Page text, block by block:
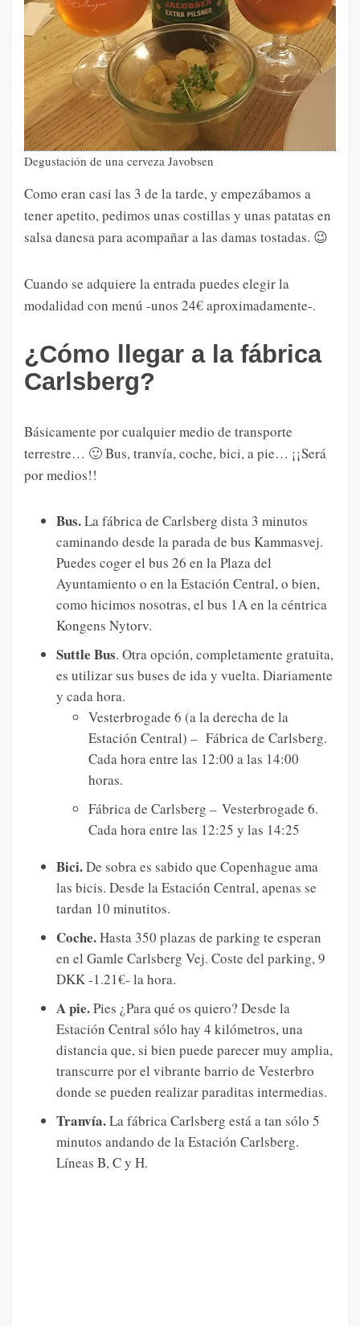
Degustación de una cerveza Javobsen
Como eran casi las 3 de la tarde, y empezábamos a
tener apetito, pedimos unas costillas y unas patatas en
salsa danesa para acompañar a las damas tostadas. 😉
Cuando se adquiere la entrada puedes elegir la
modalidad con menú -unos 24€ aproximadamente-.
¿Cómo llegar a la fábrica
Carlsberg?
Básicamente por cualquier medio de transporte
terrestre… 🙂 Bus, tranvía, coche, bici, a pie… ¡¡Será
por medios!!
Bus.La fábrica de Carlsberg dista 3 minutos
caminando desde la parada de bus Kammasvej.
Puedes coger el bus 26 en la Plaza del
Ayuntamiento o en la Estación Central, o bien,
como hicimos nosotras, el bus 1A en la céntrica
Kongens Nytorv.
Suttle Bus. Otra opción, completamente gratuita,
es utilizar sus buses de ida y vuelta. Diariamente
y cada hora.
Vesterbrogade 6 (a la derecha de la
Estación Central) – Fábrica de Carlsberg.
Cada hora entre las 12:00 a las 14:00
horas.
Fábrica de Carlsberg – Vesterbrogade 6.
Cada hora entre las 12:25 y las 14:25
Bici.De sobra es sabido que Copenhague ama
las bicis. Desde la Estación Central, apenas se
tardan 10 minutitos.
Coche.Hasta 350 plazas de parking te esperan
en el Gamle Carlsberg Vej. Coste del parking, 9
DKK -1.21€- la hora.
A pie.Pies ¿Para qué os quiero? Desde la
Estación Central sólo hay 4 kilómetros, una
distancia que, si bien puede parecer muy amplia,
transcurre por el vibrante barrio de Vesterbro
donde se pueden realizar paraditas intermedias.
Tranvía.La fábrica Carlsberg está a tan sólo 5
minutos andando de la Estación Carlsberg.
Líneas B, C y H.